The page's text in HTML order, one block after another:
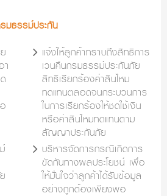
มธรรม์ประกัน
า
แจ้งให้ลูกค้าทราบถึงสิทธิการ
เวนคืนกรมธรรม์ประกันภัย
สิทธิเรียกร้องค่าสินไหม
ทดแทนตลอดจนกระบวนการ
ในการเรียกร้องให้ชดใช้เงิน
หรือค่าสินไหมทดแทนตาม
สัญญาประกันภัย
บริหารจัดการกรณีเกิดการ
ขัดกันทางผลประโยชน์ เพื่อ
ให้มั่นใจว่าลูกค้าได้รับข้อมูล
อย่างถูกต้องเพียงพอ